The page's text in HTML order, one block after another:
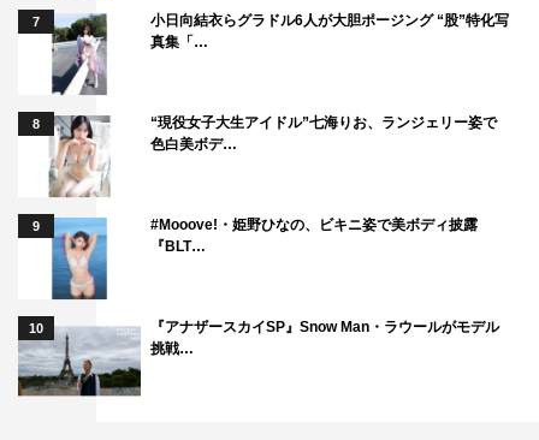
7
小日向結衣らグラドル6人が大胆ポージング “股”特化写
真集「…
8
“現役女子大生アイドル”七海りお、ランジェリー姿で
色白美ボデ…
9
#Mooove!・姫野ひなの、ビキニ姿で美ボディ披露
『BLT…
10
『アナザースカイSP』Snow Man・ラウールがモデル
挑戦…